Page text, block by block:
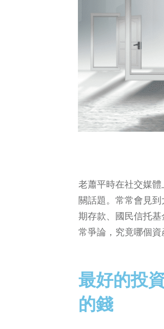
老蕭平時在社交媒
關話題。常常會見
期存款、國民信托
常爭論，究竟哪個資
最好的投
的錢